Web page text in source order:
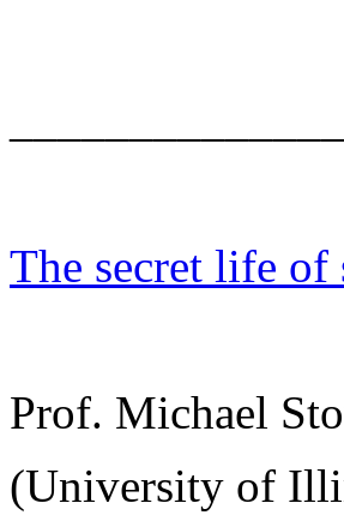
The secret life of
Prof. Michael
(University of